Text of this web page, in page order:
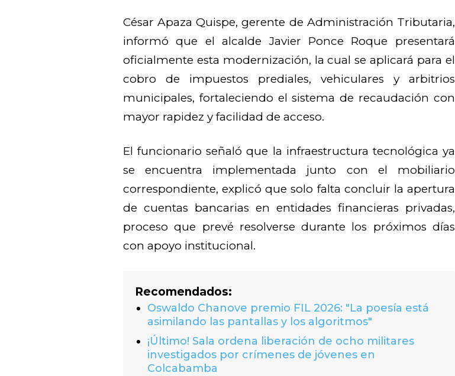
César Apaza Quispe, gerente de Administración Tributaria,
informó que el alcalde Javier Ponce Roque presentará
oficialmente esta modernización, la cual se aplicará para el
cobro de impuestos prediales, vehiculares y arbitrios
municipales, fortaleciendo el sistema de recaudación con
mayor rapidez y facilidad de acceso.
El funcionario señaló que la infraestructura tecnológica ya
se encuentra implementada junto con el mobiliario
correspondiente, explicó que solo falta concluir la apertura
de cuentas bancarias en entidades financieras privadas,
proceso que prevé resolverse durante los próximos días
con apoyo institucional.
Recomendados:
Oswaldo Chanove premio FIL 2026: "La poesía está
asimilando las pantallas y los algoritmos"
¡Último! Sala ordena liberación de ocho militares
investigados por crímenes de jóvenes en
Colcabamba